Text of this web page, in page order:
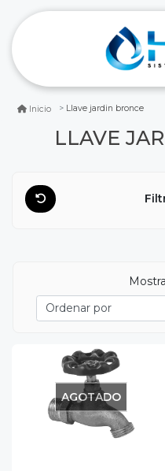
Inicio Llave jardin bronce
LLAVE
AGOTADO